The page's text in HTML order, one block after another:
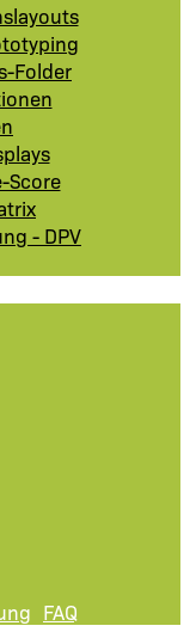
Folder
Score
- DPV
FAQ